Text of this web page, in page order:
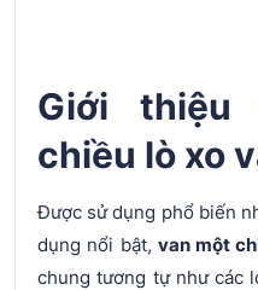
Giới
chiều lò xo
Được sử dụng phổ biến
dụng nổi bật, van một
chung tương tự như các